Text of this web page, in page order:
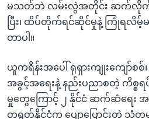
မသတ်ဘဲ လမ်းလွဲအတိုင်း ဆက်လိုက်န
ပြီး၊ ထိပ်တိုက်ရင်ဆိုင်မှုနဲ့ ကြုံရလိ
တာပါ။
ယူကရိန်းအပေါ် ရုရှားကျုးကျော်စစ်
အခွင့်အရေးနဲ့ နည်းပညာစတဲ့ ကိစ္စ
မှုတွေကြောင့် ၂ နိုင်ငံ ဆက်ဆံရေး အနိ
တရုတ်နိုင်ငံက ပျော့ပြောင်းတဲ့ သံတ